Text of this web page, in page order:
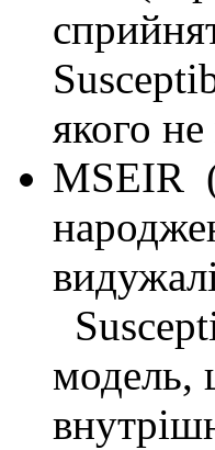
якого
MSEIR
модель,